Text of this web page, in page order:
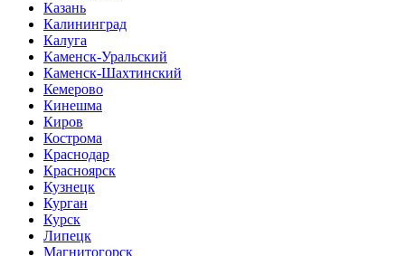
Казань
Калининград
Калуга
Каменск-Уральский
Каменск-Шахтинский
Кемерово
Кинешма
Киров
Кострома
Краснодар
Красноярск
Кузнецк
Курган
Курск
Липецк
Магнитогорск